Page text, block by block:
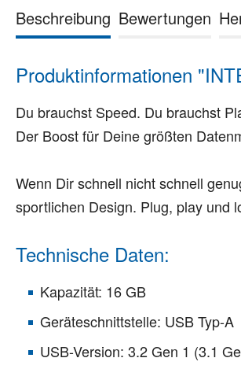
Beschreibung Bewertungen
Produktinformationen
Du brauchst Speed. Du brauchst
Der Boost für Deine größten
Wenn Dir schnell nicht schnell
sportlichen Design. Plug, play und
Technische Daten:
Kapazität: 16 GB
Geräteschnittstelle: USB Typ-A
USB-Version: 3.2 Gen 1 (3.1